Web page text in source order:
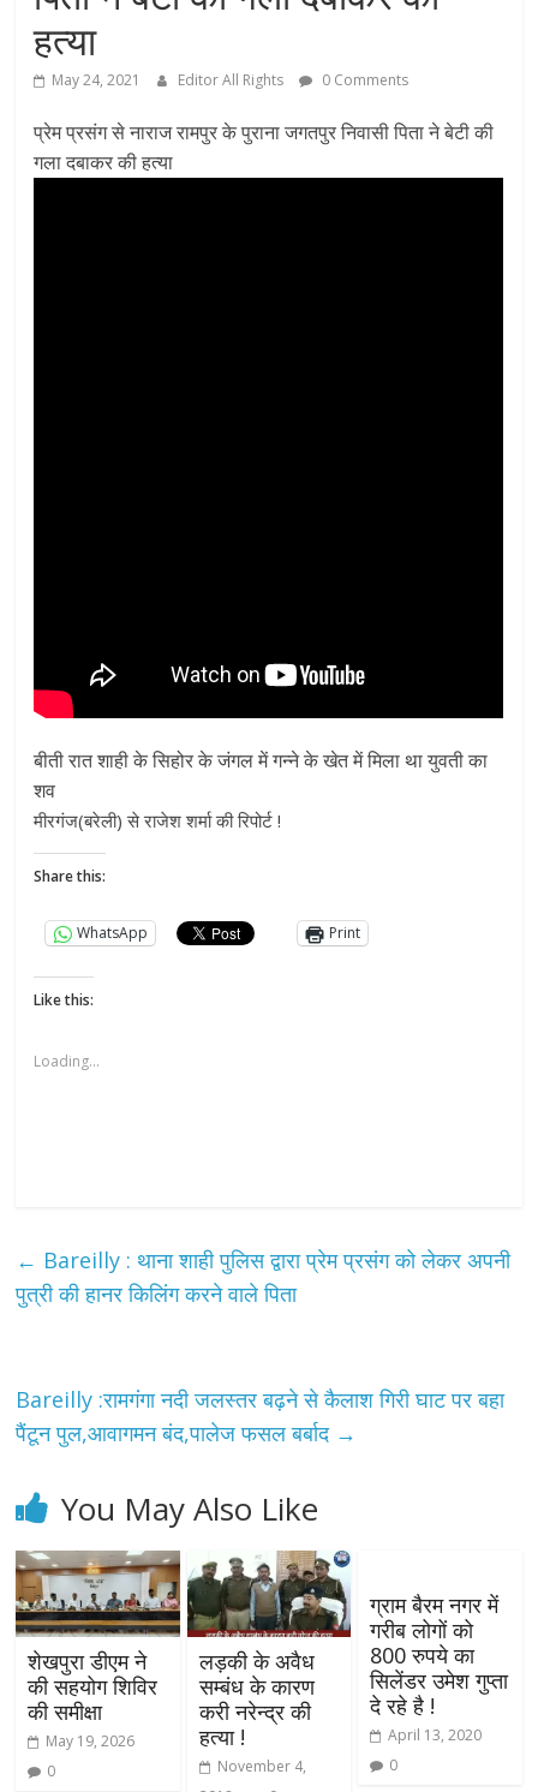
हत्या
May 24, 2021 Editor All Rights 0 Comments
प्रेम प्रसंग से नाराज रामपुर के पुराना जगतपुर निवासी पिता ने बेटी की
गला दबाकर की हत्या
बीती रात शाही के सिहोर के जंगल में गन्ने के खेत में मिला था युवती का
शव
मीरगंज(बरेली) से राजेश शर्मा की रिपोर्ट !
Share this:
WhatsApp Print
Like this:
Loading...
← Bareilly : थाना शाही पुलिस द्वारा प्रेम प्रसंग को लेकर अपनी
पुत्री की हानर किलिंग करने वाले पिता
Bareilly :रामगंगा नदी जलस्तर बढ़ने से कैलाश गिरी घाट पर बहा
पैंटून पुल,आवागमन बंद,पालेज फसल बर्बाद →
You May Also Like
शेखपुरा डीएम ने
की सहयोग शिविर
की समीक्षा
May 19, 2026
0
लड़की के अवैध
सम्बंध के कारण
करी नरेन्द्र की
हत्या !
November 4,
ग्राम बैरम नगर में
गरीब लोगों को
800 रुपये का
सिलेंडर उमेश गुप्ता
दे रहे है !
April 13, 2020
0